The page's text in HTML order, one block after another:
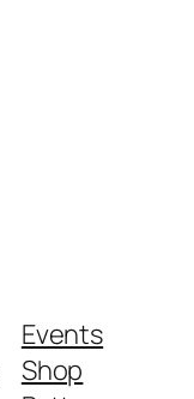
Events
Shop